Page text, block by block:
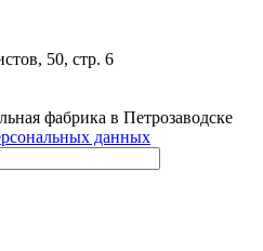
50, стр. 6
фабрика в Петрозаводске
данных